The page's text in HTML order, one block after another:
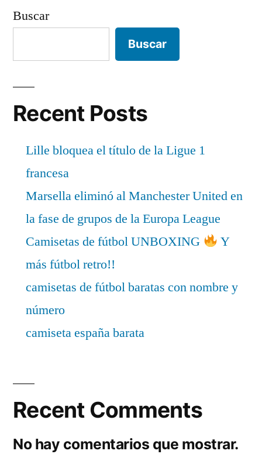
Buscar
Buscar
Recent Posts
Lille bloquea el título de la Ligue 1
francesa
Marsella eliminó al Manchester United en
la fase de grupos de la Europa League
Camisetas de fútbol UNBOXING
Y
más fútbol retro!!
camisetas de fútbol baratas con nombre y
número
camiseta españa barata
Recent Comments
No hay comentarios que mostrar.